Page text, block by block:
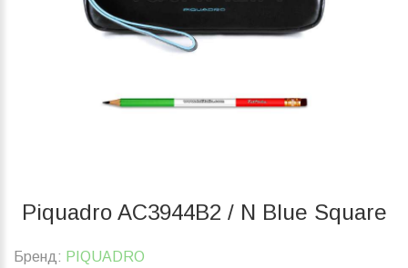
Piquadro AC3944B2 / N Blue Square
Бренд: PIQUADRO